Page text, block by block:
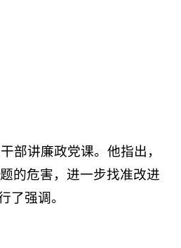
部讲廉政党课。他指出，
的危害，进一步找准改进
了强调。